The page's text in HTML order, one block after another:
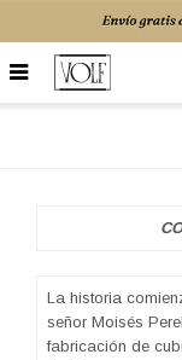

La historia
señor Moisés
fabricación de